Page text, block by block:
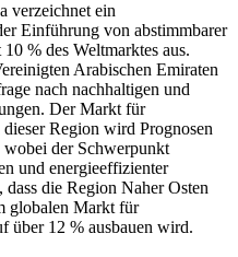
verzeichnet ein
Einführung von abstimmbarer
% des Weltmarktes aus.
Arabischen Emiraten
nach nachhaltigen und
Der Markt für
Region wird Prognosen
der Schwerpunkt
und energieeffizienter
die Region Naher Osten
globalen Markt für
über 12 % ausbauen wird.